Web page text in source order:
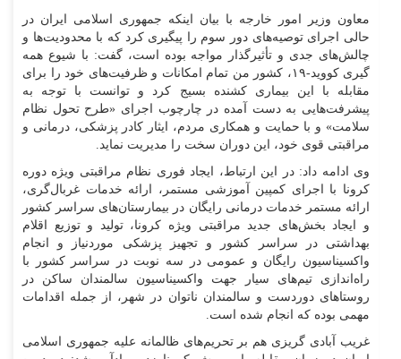
معاون وزیر امور خارجه با بیان اینکه جمهوری اسلامی ایران در
حالی اجرای توصیه‌های دور سوم را پیگیری کرد که با محدودیت‌ها و
چالش‌های جدی و تأثیرگذار مواجه بوده است، گفت: با شیوع همه
گیری کووید-۱۹، کشور من تمام امکانات و ظرفیت‌های خود را برای
مقابله با این بیماری کشنده بسیج کرد و توانست با توجه به
پیشرفت‌هایی به دست آمده در چارچوب اجرای «طرح تحول نظام
سلامت» و با حمایت و همکاری مردم، ایثار کادر پزشکی، درمانی و
مراقبتی قوی خود، این دوران سخت را مدیریت نماید.
وی ادامه داد: در این ارتباط، ایجاد فوری نظام مراقبتی ویژه دوره
کرونا با اجرای کمپین آموزشی مستمر، ارائه خدمات غربال‌گری،
ارائه مستمر خدمات درمانی رایگان در بیمارستان‌های سراسر کشور
و ایجاد بخش‌های جدید مراقبتی ویژه کرونا، تولید و توزیع اقلام
بهداشتی در سراسر کشور و تجهیز پزشکی موردنیاز و انجام
واکسیناسیون رایگان و عمومی در سه نوبت در سراسر کشور با
راه‌اندازی تیم‌های سیار جهت واکسیناسیون سالمندان ساکن در
روستا‌های دوردست و سالمندان ناتوان در شهر، از جمله اقدامات
مهمی بوده که انجام شده است.
غریب آبادی گریزی هم بر تحریم‌های ظالمانه علیه جمهوری اسلامی